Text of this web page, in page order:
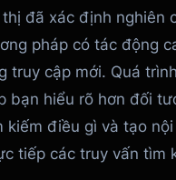
đã xác định nghiên
pháp có tác động
truy cập mới. Quá
bạn hiểu rõ hơn đối
kiếm điều gì và tạo
tiếp các truy vấn tìm